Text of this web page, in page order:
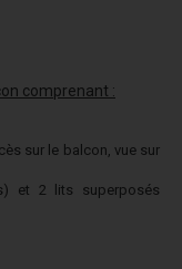
comprenant :
sur le balcon, vue sur
et 2 lits superposés